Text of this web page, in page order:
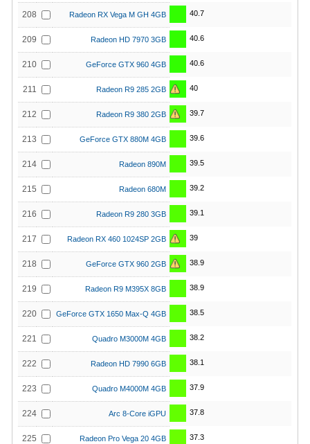
208 Radeon RX Vega M GH 4GB 40.7
209 Radeon HD 7970 3GB 40.6
210 GeForce GTX 960 4GB 40.6
211 Radeon R9 285 2GB 40
212 Radeon R9 380 2GB 39.7
213 GeForce GTX 880M 4GB 39.6
214 Radeon 890M 39.5
215 Radeon 680M 39.2
216 Radeon R9 280 3GB 39.1
217 Radeon RX 460 1024SP 2GB 39
218 GeForce GTX 960 2GB 38.9
219 Radeon R9 M395X 8GB 38.9
220 GeForce GTX 1650 Max-Q 4GB 38.5
221 Quadro M3000M 4GB 38.2
222 Radeon HD 7990 6GB 38.1
223 Quadro M4000M 4GB 37.9
224 Arc 8-Core iGPU 37.8
225 Radeon Pro Vega 20 4GB 37.3